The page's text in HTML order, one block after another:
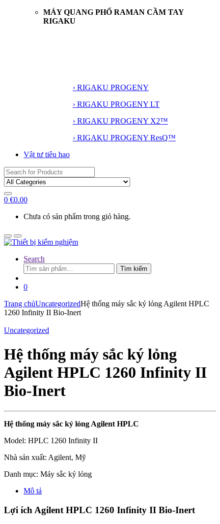
MÁY QUANG PHỔ RAMAN CẦM TAY
RIGAKU
› RIGAKU PROGENY
› RIGAKU PROGENY LT
› RIGAKU PROGENY X2™
› RIGAKU PROGENY ResQ™
Vật tư tiêu hao
Search
for:
0 €0.00
Chưa có sản phẩm trong giỏ hàng.
Search
Tìm
kiếm:
Tìm kiếm
0
Trang chủUncategorizedHệ thống máy sắc ký lỏng Agilent HPLC
1260 Infinity II Bio-Inert
Uncategorized
Hệ thống máy sắc ký lỏng
Agilent HPLC 1260 Infinity II
Bio-Inert
Hệ thống máy sắc ký lỏng Agilent HPLC
Model: HPLC 1260 Infinity II
Nhà sản xuất: Agilent, Mỹ
Danh mục: Máy sắc ký lỏng
Mô tả
Lợi ích Agilent HPLC 1260 Infinity II Bio-Inert